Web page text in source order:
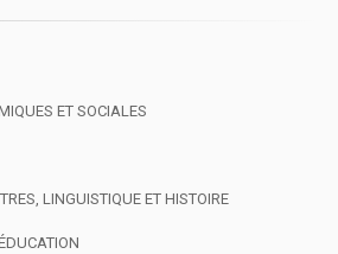
ET SOCIALES
LINGUISTIQUE ET HISTOIRE